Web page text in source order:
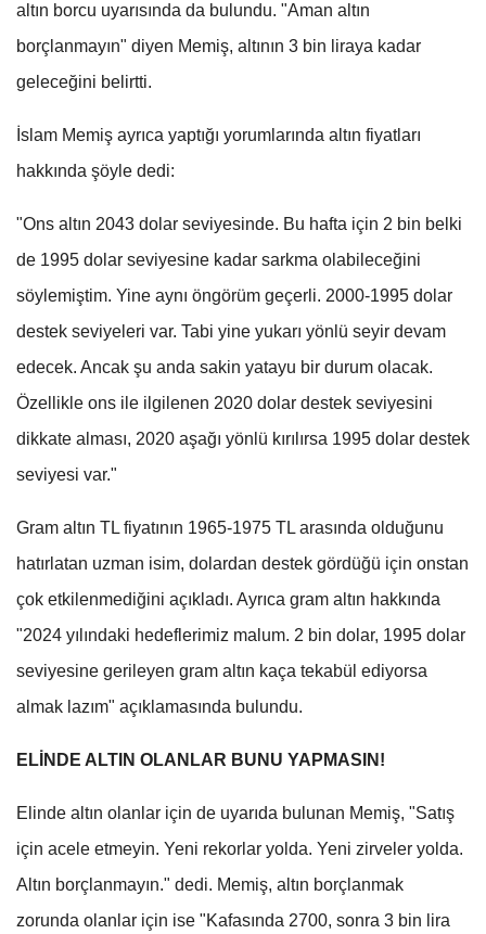
altın borcu uyarısında da bulundu. "Aman altın
borçlanmayın" diyen Memiş, altının 3 bin liraya kadar
geleceğini belirtti.
İslam Memiş ayrıca yaptığı yorumlarında altın fiyatları
hakkında şöyle dedi:
"Ons altın 2043 dolar seviyesinde. Bu hafta için 2 bin belki
de 1995 dolar seviyesine kadar sarkma olabileceğini
söylemiştim. Yine aynı öngörüm geçerli. 2000-1995 dolar
destek seviyeleri var. Tabi yine yukarı yönlü seyir devam
edecek. Ancak şu anda sakin yatayu bir durum olacak.
Özellikle ons ile ilgilenen 2020 dolar destek seviyesini
dikkate alması, 2020 aşağı yönlü kırılırsa 1995 dolar destek
seviyesi var."
Gram altın TL fiyatının 1965-1975 TL arasında olduğunu
hatırlatan uzman isim, dolardan destek gördüğü için onstan
çok etkilenmediğini açıkladı. Ayrıca gram altın hakkında
"2024 yılındaki hedeflerimiz malum. 2 bin dolar, 1995 dolar
seviyesine gerileyen gram altın kaça tekabül ediyorsa
almak lazım" açıklamasında bulundu.
ELİNDE ALTIN OLANLAR BUNU YAPMASIN!
Elinde altın olanlar için de uyarıda bulunan Memiş, "Satış
için acele etmeyin. Yeni rekorlar yolda. Yeni zirveler yolda.
Altın borçlanmayın." dedi. Memiş, altın borçlanmak
zorunda olanlar için ise "Kafasında 2700, sonra 3 bin lira